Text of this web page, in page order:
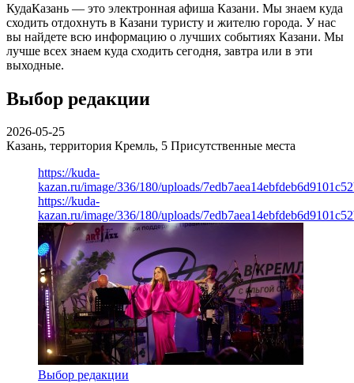
КудаКазань — это электронная афиша Казани. Мы знаем куда
сходить отдохнуть в Казани туристу и жителю города. У нас
вы найдете всю информацию о лучших событиях Казани. Мы
лучше всех знаем куда сходить сегодня, завтра или в эти
выходные.
Выбор редакции
2026-05-25
Казань, территория Кремль, 5 Присутственные места
https://kuda-
kazan.ru/image/336/180/uploads/
https://kuda-
kazan.ru/image/336/180/uploads/
Выбор редакции